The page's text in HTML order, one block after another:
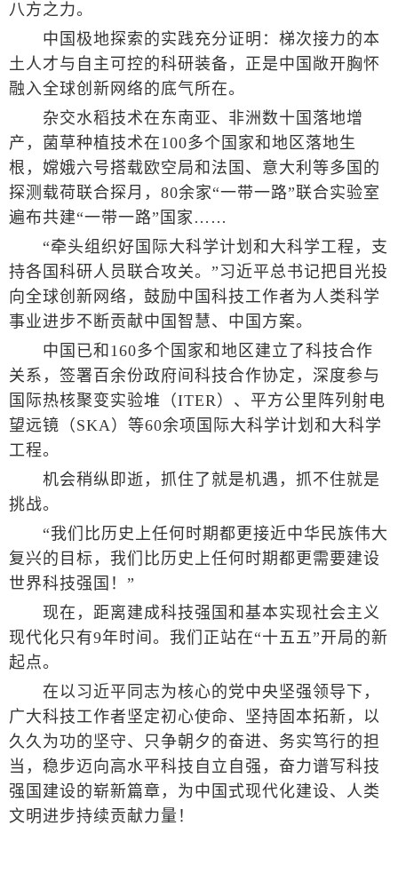
八方之力。
中国极地探索的实践充分证明：梯次接力的本
土人才与自主可控的科研装备，正是中国敞开胸怀
融入全球创新网络的底气所在。
杂交水稻技术在东南亚、非洲数十国落地增
产，菌草种植技术在100多个国家和地区落地生
根，嫦娥六号搭载欧空局和法国、意大利等多国的
探测载荷联合探月，80余家“一带一路”联合实验室
遍布共建“一带一路”国家……
“牵头组织好国际大科学计划和大科学工程，支
持各国科研人员联合攻关。”习近平总书记把目光投
向全球创新网络，鼓励中国科技工作者为人类科学
事业进步不断贡献中国智慧、中国方案。
中国已和160多个国家和地区建立了科技合作
关系，签署百余份政府间科技合作协定，深度参与
国际热核聚变实验堆（ITER）、平方公里阵列射电
望远镜（SKA）等60余项国际大科学计划和大科学
工程。
机会稍纵即逝，抓住了就是机遇，抓不住就是
挑战。
“我们比历史上任何时期都更接近中华民族伟大
复兴的目标，我们比历史上任何时期都更需要建设
世界科技强国！”
现在，距离建成科技强国和基本实现社会主义
现代化只有9年时间。我们正站在“十五五”开局的新
起点。
在以习近平同志为核心的党中央坚强领导下，
广大科技工作者坚定初心使命、坚持固本拓新，以
久久为功的坚守、只争朝夕的奋进、务实笃行的担
当，稳步迈向高水平科技自立自强，奋力谱写科技
强国建设的崭新篇章，为中国式现代化建设、人类
文明进步持续贡献力量！